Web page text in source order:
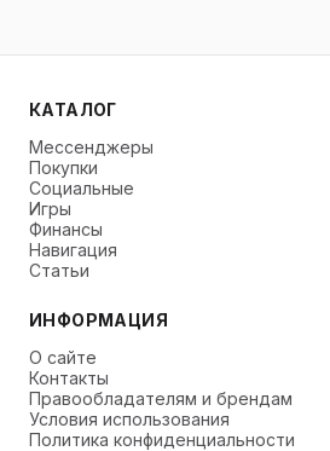
КАТАЛОГ
Мессенджеры
Покупки
Социальные
Игры
Финансы
Навигация
Статьи
ИНФОРМАЦИЯ
О сайте
Контакты
Правообладателям и брендам
Условия использования
Политика конфиденциальности